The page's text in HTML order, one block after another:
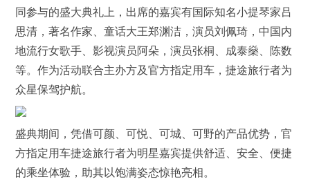
同参与的盛大典礼上，出席的嘉宾有国际知名小提琴家吕
思清，著名作家、童话大王郑渊洁，演员刘佩琦，中国内
地流行女歌手、影视演员阿朵，演员张桐、成泰燊、陈数
等。作为活动联合主办方及官方指定用车，捷途旅行者为
众星保驾护航。
盛典期间，凭借可颜、可悦、可城、可野的产品优势，官
方指定用车捷途旅行者为明星嘉宾提供舒适、安全、便捷
的乘坐体验，助其以饱满姿态惊艳亮相。